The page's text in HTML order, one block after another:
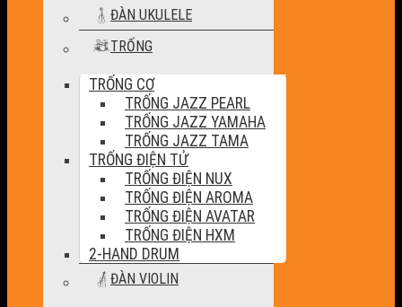
ĐÀN UKULELE
TRỐNG
TRỐNG CƠ
TRỐNG JAZZ PEARL
TRỐNG JAZZ YAMAHA
TRỐNG JAZZ TAMA
TRỐNG ĐIỆN TỬ
TRỐNG ĐIỆN NUX
TRỐNG ĐIỆN AROMA
TRỐNG ĐIỆN AVATAR
TRỐNG ĐIỆN HXM
2-HAND DRUM
ĐÀN VIOLIN